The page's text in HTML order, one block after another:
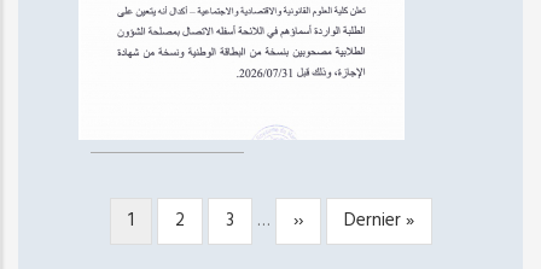
PAGINATIONPage
courante
1 Page
2 Page
3 …
Page
suivante
››
Dernière
page
Dernier »